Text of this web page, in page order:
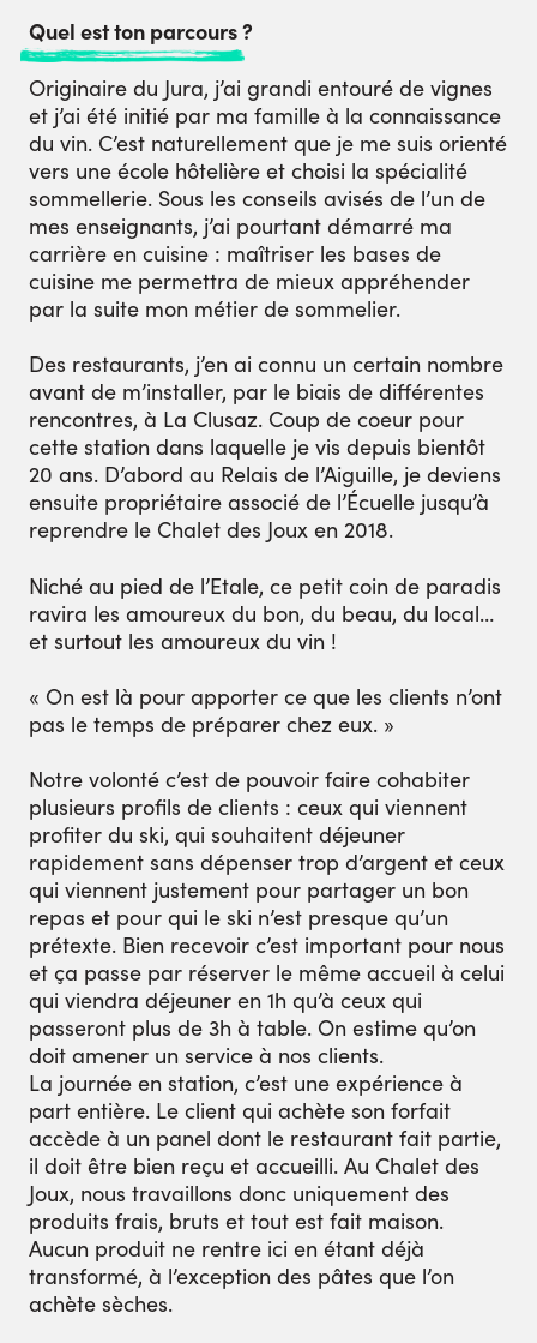
Quel est ton parcours ?
Originaire du Jura, j’ai grandi entouré de vignes
et j’ai été initié par ma famille à la connaissance
du vin. C’est naturellement que je me suis orienté
vers une école hôtelière et choisi la spécialité
sommellerie. Sous les conseils avisés de l’un de
mes enseignants, j’ai pourtant démarré ma
carrière en cuisine : maîtriser les bases de
cuisine me permettra de mieux appréhender
par la suite mon métier de sommelier.
Des restaurants, j’en ai connu un certain nombre
avant de m’installer, par le biais de différentes
rencontres, à La Clusaz. Coup de coeur pour
cette station dans laquelle je vis depuis bientôt
20 ans. D’abord au Relais de l’Aiguille, je deviens
ensuite propriétaire associé de l’Écuelle jusqu’à
reprendre le Chalet des Joux en 2018.
Niché au pied de l’Etale, ce petit coin de paradis
ravira les amoureux du bon, du beau, du local…
et surtout les amoureux du vin !
« On est là pour apporter ce que les clients n’ont
pas le temps de préparer chez eux. »
Notre volonté c’est de pouvoir faire cohabiter
plusieurs profils de clients : ceux qui viennent
profiter du ski, qui souhaitent déjeuner
rapidement sans dépenser trop d’argent et ceux
qui viennent justement pour partager un bon
repas et pour qui le ski n’est presque qu’un
prétexte. Bien recevoir c’est important pour nous
et ça passe par réserver le même accueil à celui
qui viendra déjeuner en 1h qu’à ceux qui
passeront plus de 3h à table. On estime qu’on
doit amener un service à nos clients.
La journée en station, c’est une expérience à
part entière. Le client qui achète son forfait
accède à un panel dont le restaurant fait partie,
il doit être bien reçu et accueilli. Au Chalet des
Joux, nous travaillons donc uniquement des
produits frais, bruts et tout est fait maison.
Aucun produit ne rentre ici en étant déjà
transformé, à l’exception des pâtes que l’on
achète sèches.